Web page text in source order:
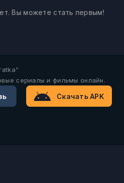
Вы можете стать первым!
сериалы и фильмы онлайн.
Скачать APK